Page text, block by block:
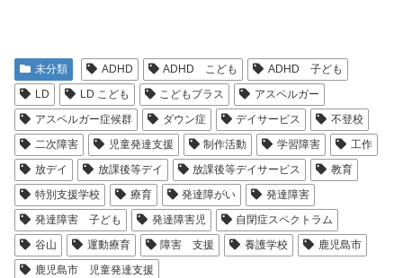
未分類 ADHD ADHD こども
ADHD 子ども
LD
LD こども こどもプラス
アスペルガー
アスペルガー症候群
ダウン症 デイサービス
不登校
二次障害
児童発達支援 制作活動 学習障害
工作
放デイ
放課後等デイ 放課後等デイサービス
教育
特別支援学校
療育 発達障がい
発達障害
発達障害 子ども
発達障害児
自閉症スペクトラム
谷山
運動療育 障害 支援 養護学校
鹿児島市
鹿児島市 児童発達支援